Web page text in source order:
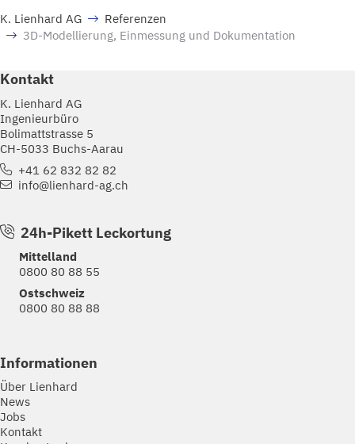
K. Lienhard AG
Referenzen
3D-Modellierung, Einmessung und Dokumentation
Kontakt
K. Lienhard AG
Ingenieurbüro
Bolimattstrasse 5
CH-5033 Buchs-Aarau
+41 62 832 82 82
info@lienhard-ag.ch
24h-Pikett Leckortung
Mittelland
0800 80 88 55
Ostschweiz
0800 80 88 88
Informationen
Über Lienhard
News
Jobs
Kontakt